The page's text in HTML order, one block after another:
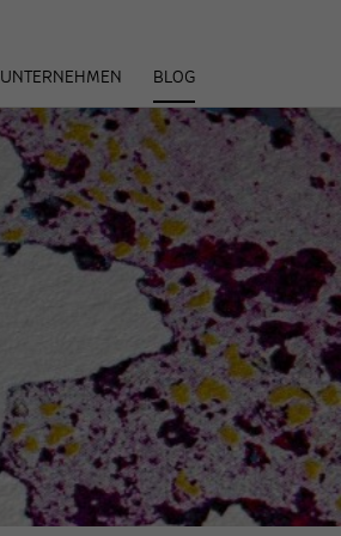
UNTERNEHMEN BLOG